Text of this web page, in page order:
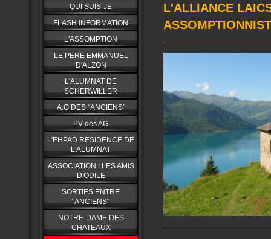
QUI SUIS-JE
FLASH INFORMATION
L'ASSOMPTION
LE PERE EMMANUEL
D'ALZON
L'ALUMNAT DE
SCHERWILLER
A.G DES "ANCIENS"
PV des AG
L'EHPAD RESIDENCE DE
L'ALUMNAT
ASSOCIATION : LES AMIS
D'ODILE
SORTIES ENTRE
"ANCIENS"
NOTRE-DAME DES
CHATEAUX
L'ALLIANCE